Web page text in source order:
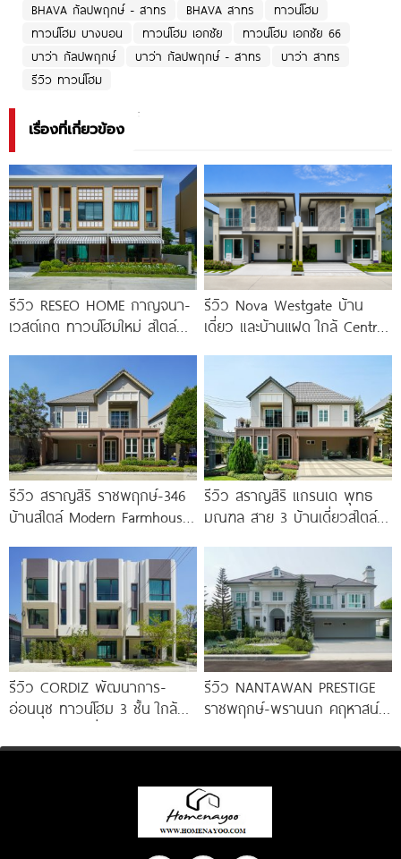
BHAVA กัลปพฤกษ์ - สาทร
BHAVA สาทร
ทาวน์โฮม
ทาวน์โฮม บางบอน
ทาวน์โฮม เอกชัย
ทาวน์โฮม เอกชัย 66
บาว่า กัลปพฤกษ์
บาว่า กัลปพฤกษ์ - สาทร
บาว่า สาทร
รีวิว ทาวน์โฮม
เรื่องที่เกี่ยวข้อง
รีวิว RESEO HOME กาญจนา-
เวสต์เกต ทาวน์โฮมใหม่ สไตล์
รีวิว Nova Westgate บ้าน
เดี่ยว และบ้านแฝด ใกล้ Central
รีวิว สราญสิริ ราชพฤกษ์-346
บ้านสไตล์ Modern Farmhouse​
เริ่ม 5.99
รีวิว สราญสิริ แกรนเด พุทธ
มณฑล สาย 3 บ้านเดี่ยวสไตล์
รีวิว CORDIZ พัฒนาการ-
อ่อนนุช ทาวน์โฮม 3 ชั้น ใกล้
ทองหล่อ
รีวิว NANTAWAN PRESTIGE
ราชพฤกษ์-พรานนก คฤหาสน์
เริ่ม